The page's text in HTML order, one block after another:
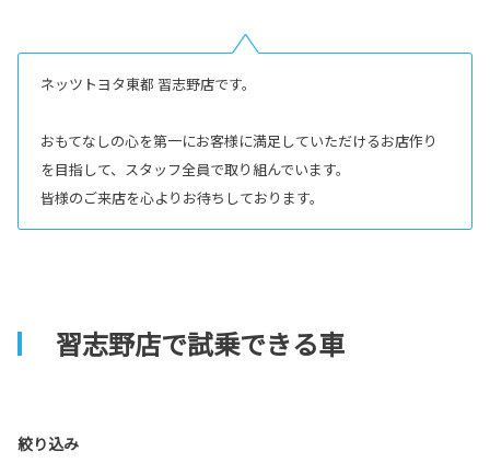
ネッツトヨタ東都 習志野店です。
おもてなしの心を第一にお客様に満足していただけるお店作り
を目指して、スタッフ全員で取り組んでいます。
皆様のご来店を心よりお待ちしております。
習志野店で試乗できる車
絞り込み